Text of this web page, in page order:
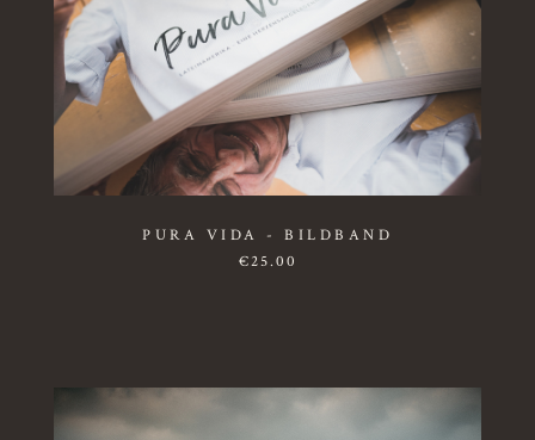
PURA VIDA - BILDBAND
€25.00